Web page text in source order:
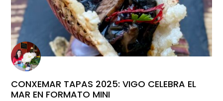
CONXEMAR TAPAS 2025: VIGO CELEBRA EL
MAR EN FORMATO MINI